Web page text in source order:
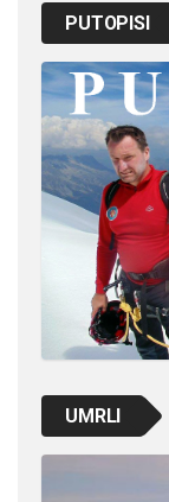
PUTOPISI
UMRLI